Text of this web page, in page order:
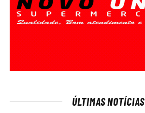
ÚLTIMAS NOTÍCIAS